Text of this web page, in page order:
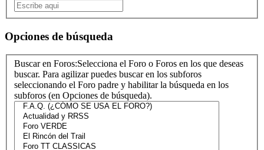
Opciones de búsqueda
Buscar en Foros:Selecciona el Foro o Foros en los que deseas
buscar. Para agilizar puedes buscar en los subforos
seleccionando el Foro padre y habilitar la búsqueda en los
subforos (en Opciones de búsqueda).